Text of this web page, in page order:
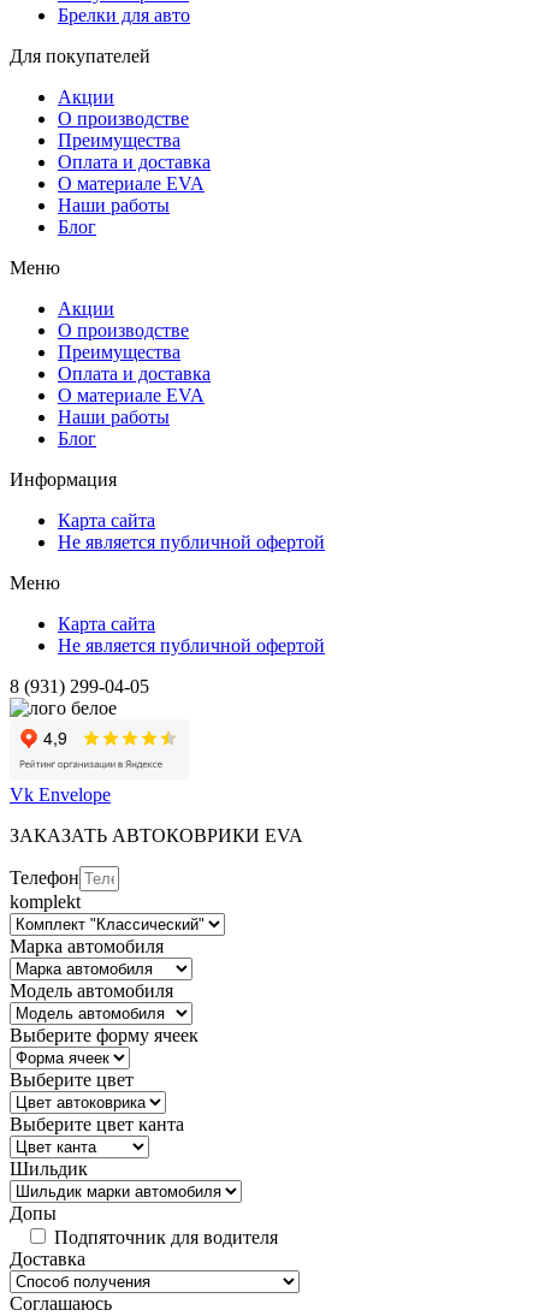
Брелки для авто
Для покупателей
Акции
О производстве
Преимущества
Оплата и доставка
О материале EVA
Наши работы
Блог
Меню
Акции
О производстве
Преимущества
Оплата и доставка
О материале EVA
Наши работы
Блог
Информация
Карта сайта
Не является публичной офертой
Меню
Карта сайта
Не является публичной офертой
8 (931) 299-04-05
Vk Envelope
ЗАКАЗАТЬ АВТОКОВРИКИ EVA
Телефон
komplekt
Марка автомобиля
Модель автомобиля
Выберите форму ячеек
Выберите цвет
Выберите цвет канта
Шильдик
Допы
Подпяточник для водителя
Доставка
Соглашаюсь